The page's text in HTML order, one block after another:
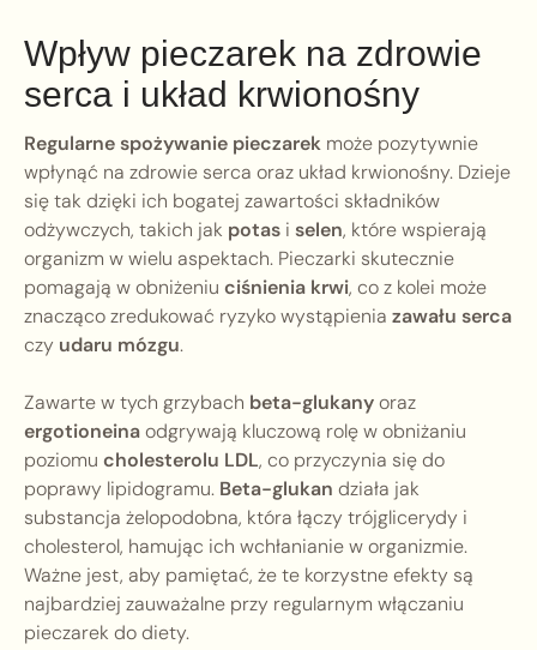
Wpływ pieczarek na zdrowie
serca i układ krwionośny
Regularne spożywanie pieczarek może pozytywnie
wpłynąć na zdrowie serca oraz układ krwionośny. Dzieje
się tak dzięki ich bogatej zawartości składników
odżywczych, takich jak potas i selen, które wspierają
organizm w wielu aspektach. Pieczarki skutecznie
pomagają w obniżeniu ciśnienia krwi, co z kolei może
znacząco zredukować ryzyko wystąpienia zawału serca
czy udaru mózgu.
Zawarte w tych grzybach beta-glukanyoraz
ergotioneinaodgrywają kluczową rolę w obniżaniu
poziomu cholesterolu LDL, co przyczynia się do
poprawy lipidogramu. Beta-glukan działa jak
substancja żelopodobna, która łączy trójglicerydy i
cholesterol, hamując ich wchłanianie w organizmie.
Ważne jest, aby pamiętać, że te korzystne efekty są
najbardziej zauważalne przy regularnym włączaniu
pieczarek do diety.